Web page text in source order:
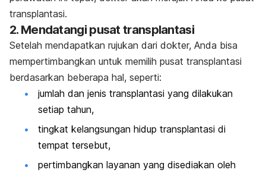
transplantasi.
2. Mendatangi pusat transplantasi
Setelah mendapatkan rujukan dari dokter, Anda bisa
mempertimbangkan untuk memilih pusat transplantasi
berdasarkan beberapa hal, seperti:
jumlah dan jenis transplantasi yang dilakukan
setiap tahun,
tingkat kelangsungan hidup transplantasi di
tempat tersebut,
pertimbangkan layanan yang disediakan oleh